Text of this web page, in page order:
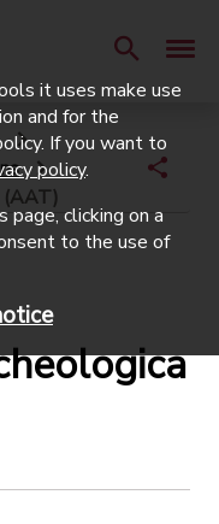
(AAT)
it uses make use
and for the
If you want to
policy.
page, clicking on a
to the use of